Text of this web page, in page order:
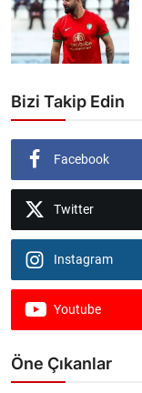
Bizi Takip Edin
Facebook
Twitter
Instagram
Youtube
Öne Çıkanlar